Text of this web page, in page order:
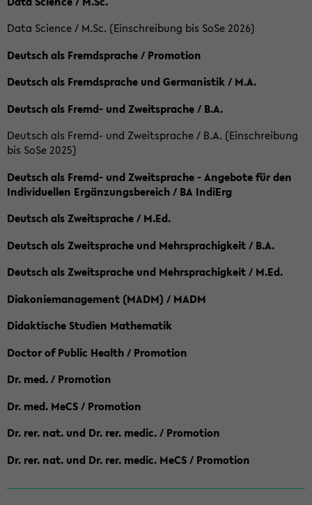
Data Science / M.Sc. (Einschreibung bis SoSe 2026)
Deutsch als Fremdsprache / Promotion
Deutsch als Fremdsprache und Germanistik / M.A.
Deutsch als Fremd- und Zweitsprache / B.A.
Deutsch als Fremd- und Zweitsprache / B.A. (Einschreibung
bis SoSe 2025)
Deutsch als Fremd- und Zweitsprache - Angebote für den
Individuellen Ergänzungsbereich / BA IndiErg
Deutsch als Zweitsprache / M.Ed.
Deutsch als Zweitsprache und Mehrsprachigkeit / B.A.
Deutsch als Zweitsprache und Mehrsprachigkeit / M.Ed.
Diakoniemanagement (MADM) / MADM
Didaktische Studien Mathematik
Doctor of Public Health / Promotion
Dr. med. / Promotion
Dr. med. MeCS / Promotion
Dr. rer. nat. und Dr. rer. medic. / Promotion
Dr. rer. nat. und Dr. rer. medic. MeCS / Promotion